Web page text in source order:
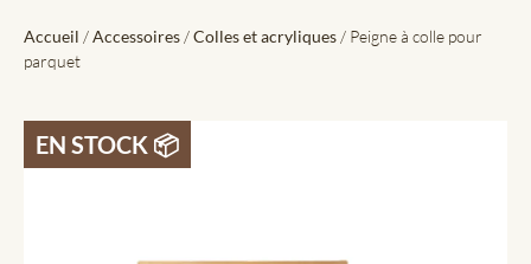
Accueil /Accessoires /Colles et acryliques / Peigne à colle pour
parquet
EN STOCK 📦